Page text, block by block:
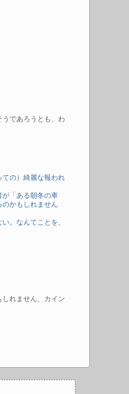
であろうとも、わ
の）綺麗な報われ
「ある朝冬の車
かもしれません
。なんてことを、
れません、カイン